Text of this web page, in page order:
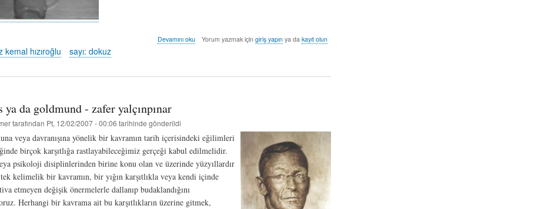
istanbul
aziz
hakkında
Devamını oku Yorum yazmak içingiriş yapın ya dakayıt olun
kemal hızıroğlu sayı: dokuz
ya da goldmund - zafer yalçınpınar
tarafından Pt, 12/02/2007 - 00:06 tarihinde gönderildi
veya davranışına yönelik bir kavramın tarih içerisindeki eğilimleri
birçok karşıtlığa rastlayabileceğimiz gerçeği kabul edilmelidir.
psikoloji disiplinlerinden birine konu olan ve üzerinde yüzyıllardır
tek kelimelik bir kavramın, bir yığın karşıtlıkla veya kendi içinde
etmeyen değişik önermelerle dallanıp budaklandığını
Herhangi bir kavrama ait bu karşıtlıkların üzerine gitmek,